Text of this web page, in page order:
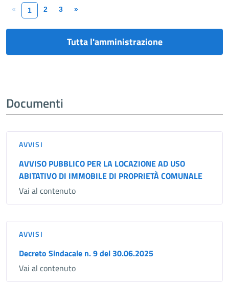
« 1 2 3 »
Tutta l'amministrazione
Documenti
AVVISI
AVVISO PUBBLICO PER LA LOCAZIONE AD USO
ABITATIVO DI IMMOBILE DI PROPRIETÀ COMUNALE
Vai al contenuto
AVVISI
Decreto Sindacale n. 9 del 30.06.2025
Vai al contenuto